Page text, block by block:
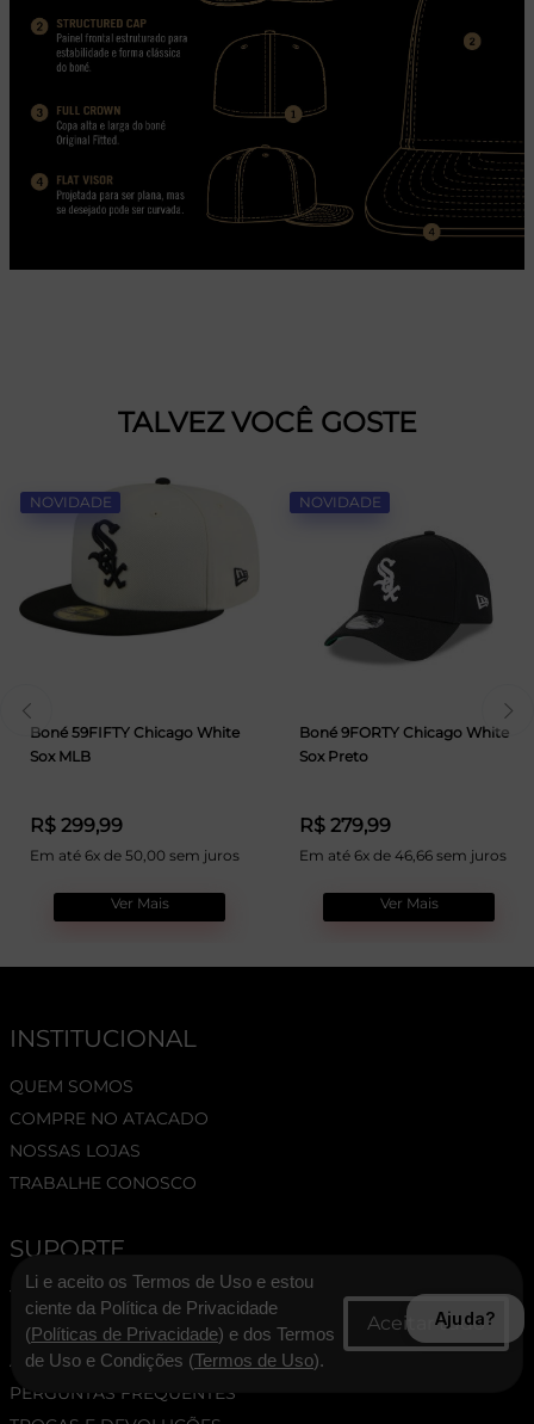
TALVEZ VOCÊ GOSTE
NOVIDADE
Boné 59FIFTY Chicago White
Sox MLB
R$ 299,99
Em até 6x de 50,00 sem juros
Ver Mais
NOVIDADE
Boné 9FORTY Chicago White
Sox Preto
R$ 279,99
Em até 6x de 46,66 sem juros
Ver Mais
INSTITUCIONAL
QUEM SOMOS
COMPRE NO ATACADO
NOSSAS LOJAS
TRABALHE CONOSCO
SUPORTE
TERMOS E CONDIÇÕES
POLÍTICA DE PRIVACIDADE
ASSESSORIA DE IMPRENSA
PERGUNTAS FREQUENTES
Li e aceito os Termos de Uso e estou
ciente da Política de Privacidade
(Políticas de Privacidade) e dos Termos
de Uso e Condições (Termos de Uso).
Ajuda?